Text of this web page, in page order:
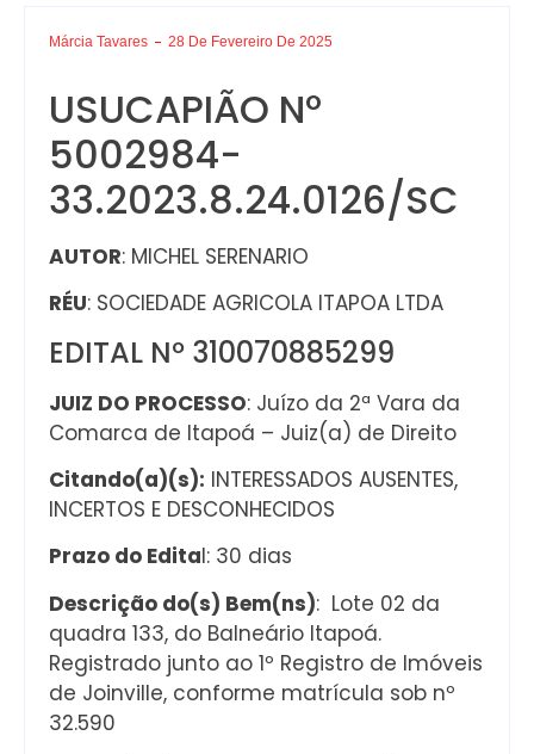
Márcia Tavares 28 De Fevereiro De 2025
USUCAPIÃO Nº
5002984-
33.2023.8.24.0126/SC
AUTOR: MICHEL SERENARIO
RÉU: SOCIEDADE AGRICOLA ITAPOA LTDA
EDITAL Nº 310070885299
JUIZ DO PROCESSO: Juízo da 2ª Vara da
Comarca de Itapoá – Juiz(a) de Direito
Citando(a)(s): INTERESSADOS AUSENTES,
INCERTOS E DESCONHECIDOS
Prazo do Edital: 30 dias
Descrição do(s) Bem(ns): Lote 02 da
quadra 133, do Balneário Itapoá.
Registrado junto ao 1º Registro de Imóveis
de Joinville, conforme matrícula sob nº
32.590